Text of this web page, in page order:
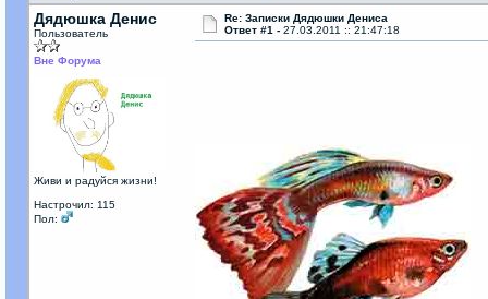
Дядюшка Денис
Пользователь
Вне Форума
Живи и радуйся жизни!
Настрочил: 115
Пол:
Re: Записки Дядюшки Дениса
Ответ #1 - 27.03.2011 :: 21:47:18